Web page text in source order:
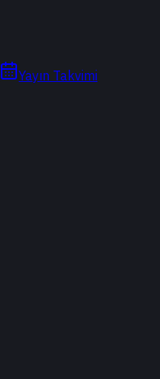
Yayın Takvimi